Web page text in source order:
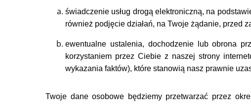
świadczenie usług drogą elektroniczną, na
również podjęcie działań, na Twoje żądanie, przed
ewentualne ustalenia, dochodzenie lub obrona
korzystaniem przez Ciebie z naszej strony
wykazania faktów), które stanowią nasz prawnie
Twoje dane osobowe będziemy przetwarzać przez